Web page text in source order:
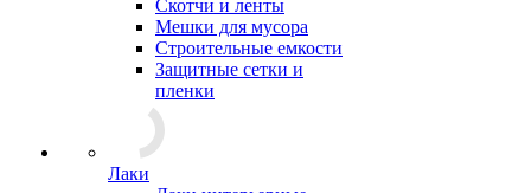
Скотчи и ленты
Мешки для мусора
Строительные емкости
Защитные сетки и
пленки
Лаки